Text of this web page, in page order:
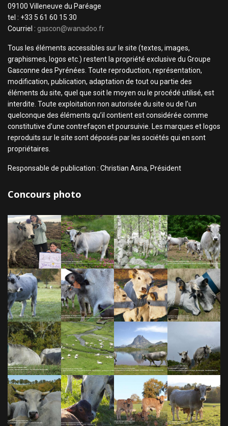
09100 Villeneuve du Paréage
tel : +33 5 61 60 15 30
Courriel : gascon@wanadoo.fr
Tous les éléments accessibles sur le site (textes, images,
graphismes, logos etc.) restent la propriété exclusive du Groupe
Gasconne des Pyrénées. Toute reproduction, représentation,
modification, publication, adaptation de tout ou partie des
éléments du site, quel que soit le moyen ou le procédé utilisé, est
interdite. Toute exploitation non autorisée du site ou de l’un
quelconque des éléments qu’il contient est considérée comme
constitutive d’une contrefaçon et poursuivie. Les marques et logos
reproduits sur le site sont déposés par les sociétés qui en sont
propriétaires.
Responsable de publication : Christian Asna, Président
Concours photo